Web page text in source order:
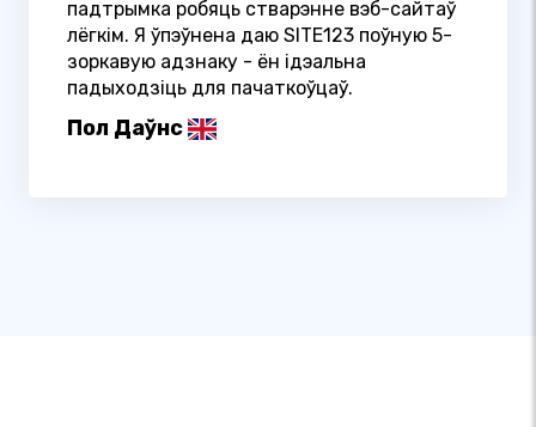
падтрымка робяць стварэнне вэб-сайтаў
лёгкім. Я ўпэўнена даю SITE123 поўную 5-
зоркавую адзнаку - ён ідэальна
падыходзіць для пачаткоўцаў.
Пол Даўнс